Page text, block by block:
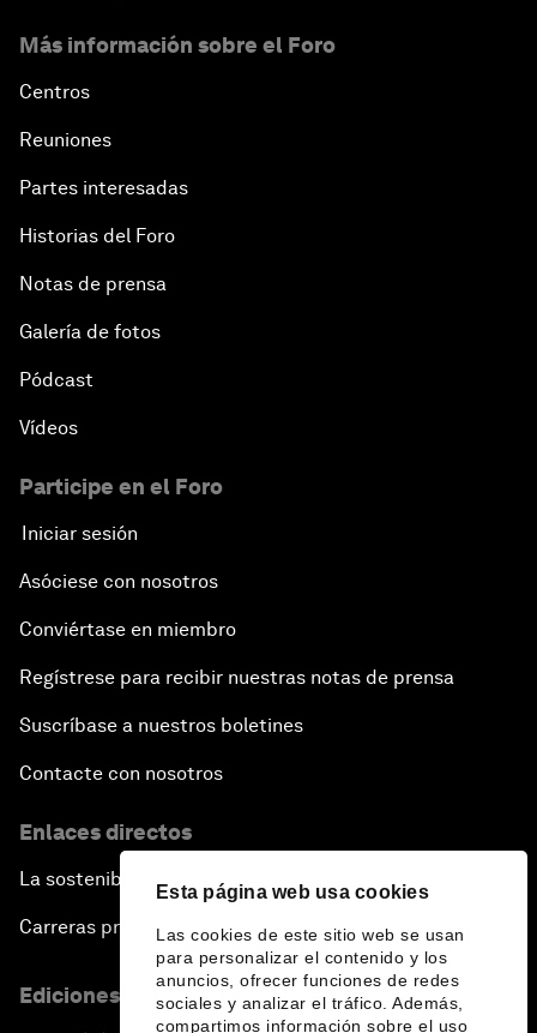
Esta página web usa cookies
Las cookies de este sitio web se usan
para personalizar el contenido y los
anuncios, ofrecer funciones de redes
sociales y analizar el tráfico. Además,
compartimos información sobre el uso
Más información sobre el Foro
Centros
Reuniones
Partes interesadas
Historias del Foro
Notas de prensa
Galería de fotos
Pódcast
Vídeos
Participe en el Foro
Iniciar sesión
Asóciese con nosotros
Conviértase en miembro
Regístrese para recibir nuestras notas de prensa
Suscríbase a nuestros boletines
Contacte con nosotros
Enlaces directos
La sostenibilidad en el Foro
Carreras profesionales
Ediciones en otros idiomas